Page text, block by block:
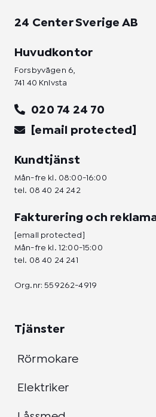
24 Center Sverige AB
Huvudkontor
Forsbyvägen 6,
741 40 Knivsta
020 74 24 70
[email protected]
Kundtjänst
Mån-fre kl. 08:00-16:00
tel. 08 40 24 242
Fakturering och
[email protected]
Mån-fre kl. 12:00-15:00
tel. 08 40 24 241
Org.nr: 559262-4919
Tjänster
Rörmokare
Elektriker